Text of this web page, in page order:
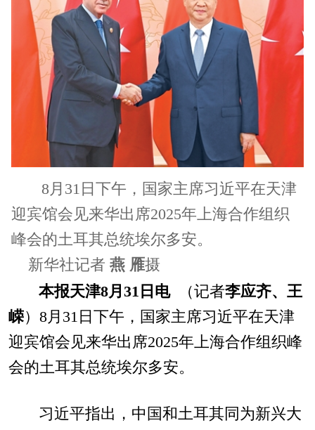
8月31日下午，国家主席习近平在天津
迎宾馆会见来华出席2025年上海合作组织
峰会的土耳其总统埃尔多安。
新华社记者 燕 雁摄
本报天津8月31日电（记者李应齐、王
嵘）8月31日下午，国家主席习近平在天津
迎宾馆会见来华出席2025年上海合作组织峰
会的土耳其总统埃尔多安。
习近平指出，中国和土耳其同为新兴大